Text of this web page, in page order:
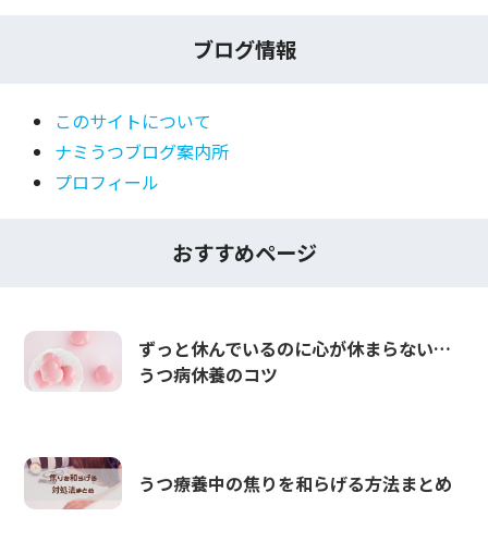
ブログ情報
このサイトについて
ナミうつブログ案内所
プロフィール
おすすめページ
ずっと休んでいるのに心が休まらない…
うつ病休養のコツ
うつ療養中の焦りを和らげる方法まとめ